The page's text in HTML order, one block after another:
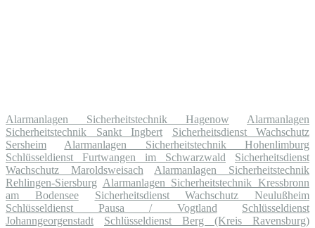
Alarmanlagen Sicherheitstechnik Hagenow
Alarmanlagen
Sicherheitstechnik Sankt Ingbert
Sicherheitsdienst Wachschutz
Sersheim
Alarmanlagen Sicherheitstechnik Hohenlimburg
Schlüsseldienst Furtwangen im Schwarzwald
Sicherheitsdienst
Wachschutz Maroldsweisach
Alarmanlagen Sicherheitstechnik
Rehlingen-Siersburg Alarmanlagen Sicherheitstechnik Kressbronn
am Bodensee
Sicherheitsdienst Wachschutz Neulußheim
Schlüsseldienst Pausa / Vogtland
Schlüsseldienst
Johanngeorgenstadt
Schlüsseldienst Berg (Kreis Ravensburg)